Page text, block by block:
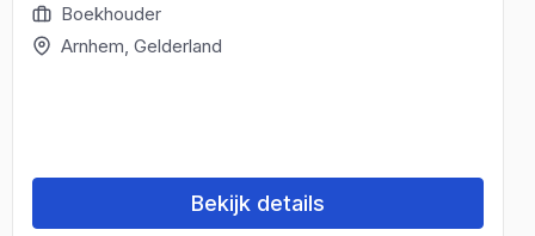
Boekhouder
Arnhem, Gelderland
Bekijk details